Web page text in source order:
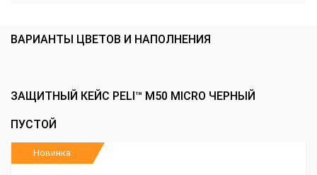
ВАРИАНТЫ ЦВЕТОВ И НАПОЛНЕНИЯ
ЗАЩИТНЫЙ КЕЙС PELI™ M50 MICRO ЧЕРНЫЙ
ПУСТОЙ
Новинка